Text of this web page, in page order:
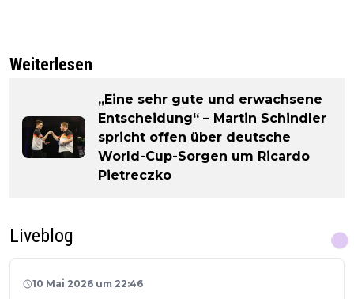
Weiterlesen
„Eine sehr gute und erwachsene
Entscheidung“ – Martin Schindler
spricht offen über deutsche
World-Cup-Sorgen um Ricardo
Pietreczko
Liveblog
10 Mai 2026 um 22:46